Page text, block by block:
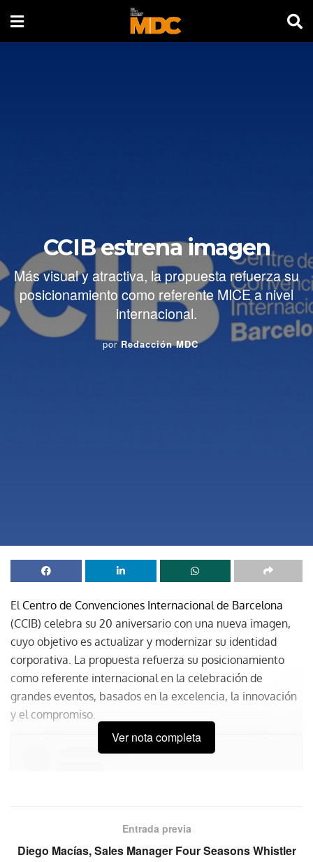
CCIB estrena imagen
Más visual y atractiva, la propuesta refuerza su
posicionamiento como referente MICE a nivel
internacional.
por Redacción MDC
El Centro de Convenciones Internacional de Barcelona
(CCIB) celebra su 20 aniversario con una nueva imagen,
cuyo objetivo es actualizar y modernizar su identidad
corporativa. La propuesta refuerza su posicionamiento
como referente internacional en la celebración de
grandes eventos, basados en la excelencia, la innovación
y el compromiso.
Ver nota completa
Entrada previa
Diego Macías, Sales Manager Four Seasons Whistler